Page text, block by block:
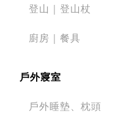
登山｜登山杖
廚房｜餐具
戶外寢室
戶外睡墊、枕頭